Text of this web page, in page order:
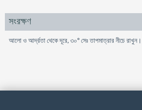
সংরক্ষণ
আলো ও আর্দ্রতা থেকে দূরে, ৩০° সেঃ তাপমাত্রার নীচে রাখুন।